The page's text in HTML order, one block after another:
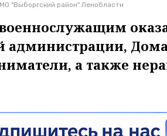
"Выборгский район" Ленобласти
администрации,
а также